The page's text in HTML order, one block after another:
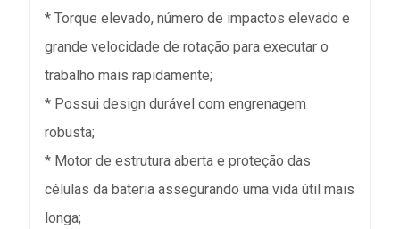
* Torque elevado, número de impactos elevado e
grande velocidade de rotação para executar o
trabalho mais rapidamente;
* Possui design durável com engrenagem
robusta;
* Motor de estrutura aberta e proteção das
células da bateria assegurando uma vida útil mais
longa;